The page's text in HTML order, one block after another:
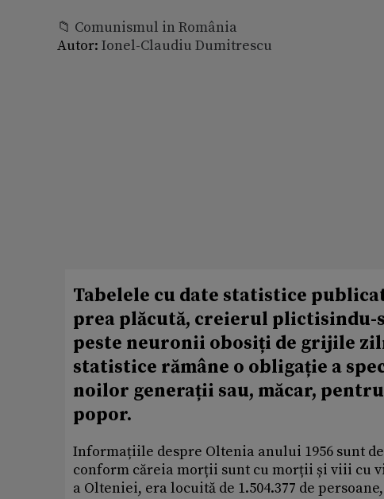
📁 Comunismul in România
Autor: Ionel-Claudiu Dumitrescu
Tabelele cu date statistice
prea plăcută, creierul plictisindu-
peste neuronii obosiți de grijile
statistice rămâne o obligație a
noilor generații sau, măcar,
popor.
Informațiile despre Oltenia anului 1956 sunt
conform căreia morții sunt cu morții și viii cu
a Olteniei, era locuită de 1.504.377 de